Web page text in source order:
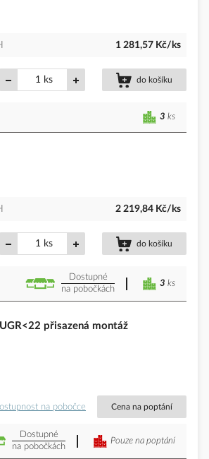
1 281,57 Kč/ks
ks do košíku
3 ks
2 219,84 Kč/ks
ks do košíku
Dostupné
na pobočkách
3 ks
přisazená montáž
na pobočce Cena na poptání
Dostupné
na pobočkách
Pouze na poptání